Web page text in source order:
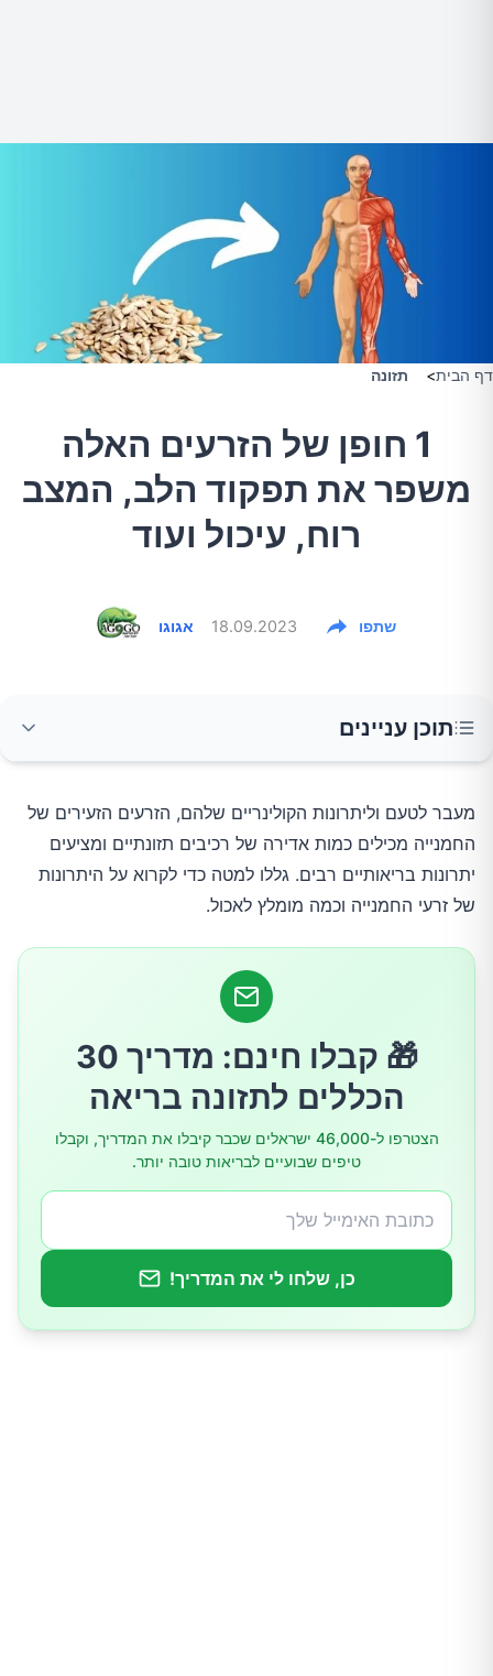
דף הבית> תזונה
1 חופן של הזרעים האלה
משפר את תפקוד הלב, המצב
רוח, עיכול ועוד
אגוגו 18.09.2023 שתפו
תוכן עניינים
1.עשירים בנוגדי חמצון
2.מסייעים לבריאות הלב
כמה צריך לאכול?
מעבר לטעם וליתרונות הקולינריים שלהם, הזרעים הזעירים של
החמנייה מכילים כמות אדירה של רכיבים תזונתיים ומציעים
יתרונות בריאותיים רבים. גללו למטה כדי לקרוא על היתרונות
של זרעי החמנייה וכמה מומלץ לאכול.
🎁 קבלו חינם: מדריך 30
הכללים לתזונה בריאה
הצטרפו ל-46,000 ישראלים שכבר קיבלו את המדריך, וקבלו
טיפים שבועיים לבריאות טובה יותר.
כן, שלחו לי את המדריך!